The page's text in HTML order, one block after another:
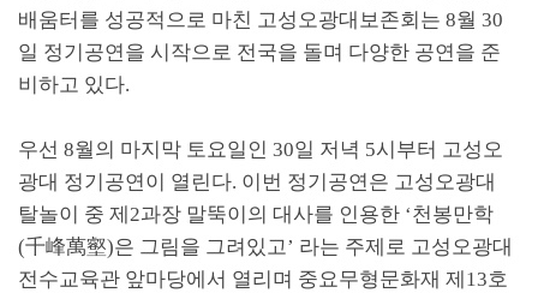
배움터를 성공적으로 마친 고성오광대보존회는 8월 30
일 정기공연을 시작으로 전국을 돌며 다양한 공연을 준
비하고 있다.
우선 8월의 마지막 토요일인 30일 저녁 5시부터 고성오
광대 정기공연이 열린다. 이번 정기공연은 고성오광대
탈놀이 중 제2과장 말뚝이의 대사를 인용한 ‘천봉만학
(千峰萬壑)은 그림을 그려있고’ 라는 주제로 고성오광대
전수교육관 앞마당에서 열리며 중요무형문화재 제 13호